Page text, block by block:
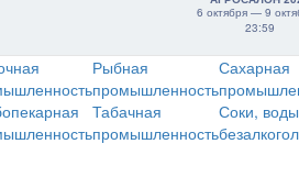
6 октября — 9
23:59
Рыбная
промышленность
Сахарная
Табачная
промышленность
Соки,